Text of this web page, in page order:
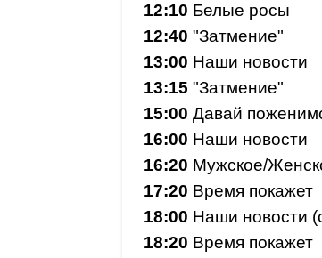
12:10 Белые росы
12:40 "Затмение"
13:00 Наши новости
13:15 "Затмение"
15:00 Давай
16:00 Наши новости
16:20 Мужское/
17:20 Время покажет
18:00 Наши новости
18:20 Время покажет